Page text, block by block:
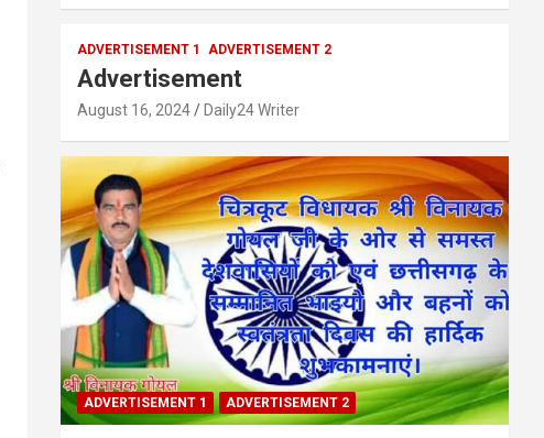
ADVERTISEMENT 1 ADVERTISEMENT 2
Advertisement
August 16, 2024 Daily24 Writer
ADVERTISEMENT 1 ADVERTISEMENT 2